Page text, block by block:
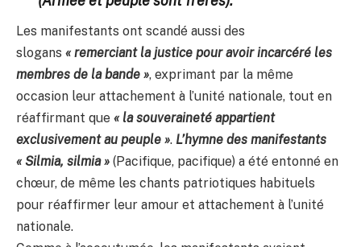
Les manifestants ont scandé aussi des
slogans « remerciant la justice pour avoir incarcéré les
membres de la bande », exprimant par la même
occasion leur attachement à l’unité nationale, tout en
réaffirmant que « la souveraineté appartient
exclusivement au peuple ». L’hymne des manifestants
« Silmia, silmia » (Pacifique, pacifique) a été entonné en
chœur, de même les chants patriotiques habituels
pour réaffirmer leur amour et attachement à l’unité
nationale.